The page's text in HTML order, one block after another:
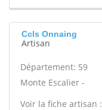
Ccls Onnaing
Artisan
Département: 59
Monte Escalier -
Voir la fiche artisan :